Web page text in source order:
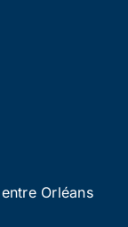
Orléans